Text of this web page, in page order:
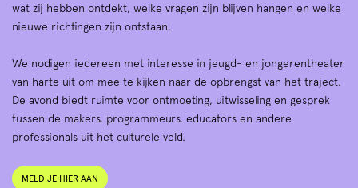
wat zij hebben ontdekt, welke vragen zijn blijven hangen en welke
nieuwe richtingen zijn ontstaan.
We nodigen iedereen met interesse in jeugd- en jongerentheater
van harte uit om mee te kijken naar de opbrengst van het traject.
De avond biedt ruimte voor ontmoeting, uitwisseling en gesprek
tussen de makers, programmeurs, educators en andere
professionals uit het culturele veld.
MELD JE HIER AAN